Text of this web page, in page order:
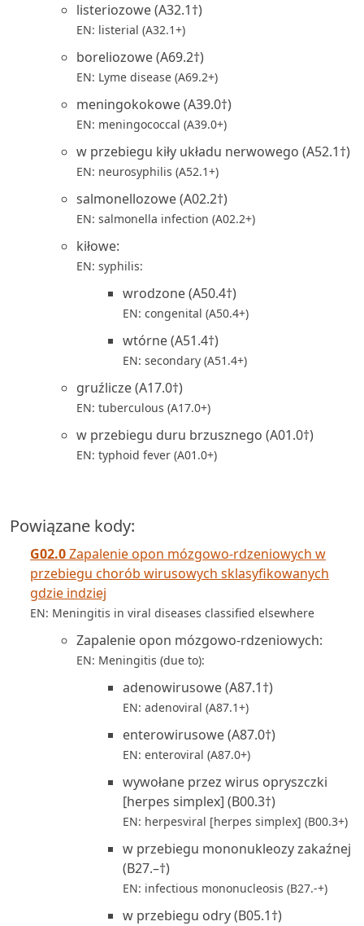
listeriozowe (A32.1†)
EN: listerial (A32.1+)
boreliozowe (A69.2†)
EN: Lyme disease (A69.2+)
meningokokowe (A39.0†)
EN: meningococcal (A39.0+)
w przebiegu kiły układu nerwowego (A52.1†)
EN: neurosyphilis (A52.1+)
salmonellozowe (A02.2†)
EN: salmonella infection (A02.2+)
kiłowe:
EN: syphilis:
wrodzone (A50.4†)
EN: congenital (A50.4+)
wtórne (A51.4†)
EN: secondary (A51.4+)
gruźlicze (A17.0†)
EN: tuberculous (A17.0+)
w przebiegu duru brzusznego (A01.0†)
EN: typhoid fever (A01.0+)
Powiązane kody:
G02.0Zapalenie opon mózgowo-rdzeniowych w
przebiegu chorób wirusowych sklasyfikowanych
gdzie indziej
EN: Meningitis in viral diseases classified elsewhere
Zapalenie opon mózgowo-rdzeniowych:
EN: Meningitis (due to):
adenowirusowe (A87.1†)
EN: adenoviral (A87.1+)
enterowirusowe (A87.0†)
EN: enteroviral (A87.0+)
wywołane przez wirus opryszczki
[herpes simplex] (B00.3†)
EN: herpesviral [herpes simplex] (B00.3+)
w przebiegu mononukleozy zakaźnej
(B27.–†)
EN: infectious mononucleosis (B27.-+)
w przebiegu odry (B05.1†)